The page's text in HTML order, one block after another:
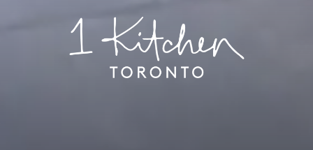
1 KITCHEN